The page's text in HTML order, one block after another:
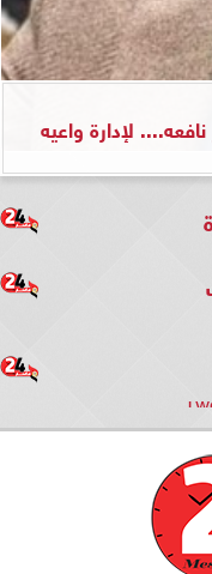
لإدارة واعيه